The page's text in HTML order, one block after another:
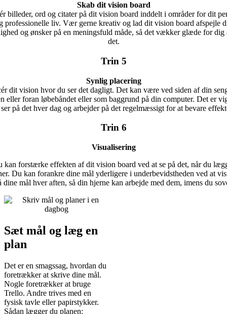
Skab dit vision board
billeder, ord og citater på dit vision board inddelt i områder for dit
professionelle liv. Vær gerne kreativ og lad dit vision board afspejle
og ønsker på en meningsfuld måde, så det vækker glæde for dig
det.
Trin 5
Synlig placering
dit vision hvor du ser det dagligt. Det kan være ved siden af din
eller foran løbebåndet eller som baggrund på din computer. Det er
på det hver dag og arbejder på det regelmæssigt for at bevare
Trin 6
Visualisering
kan forstærke effekten af dit vision board ved at se på det, når du
Du kan forankre dine mål yderligere i underbevidstheden ved at
dine mål hver aften, så din hjerne kan arbejde med dem, imens du
Sæt mål og læg en
plan
Det er en smagssag, hvordan du
foretrækker at skrive dine mål.
Nogle foretrækker at bruge
Trello. Andre trives med en
fysisk tavle eller papirstykker.
Sådan lægger du planen: